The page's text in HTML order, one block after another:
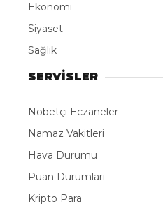
Ekonomi
Siyaset
Sağlık
SERVİSLER
Nöbetçi Eczaneler
Namaz Vakitleri
Hava Durumu
Puan Durumları
Kripto Para